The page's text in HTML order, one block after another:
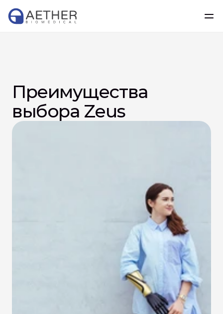
Преимущества
выбора Zeus